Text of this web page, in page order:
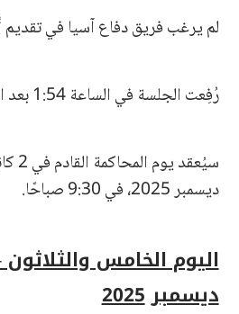
لم يرغب فريق دفاع آسيا في تقديم
رُفِعت الجلسة في الساعة 1:54 بعد الظهر.
ديسمبر 2025، في 9:30 صباحًا.
اليوم الخامس
ديسمبر2025